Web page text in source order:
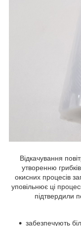
Відкачування
утворенню
окисних процесів
уповільнює ці
підтвердили
забезпечують